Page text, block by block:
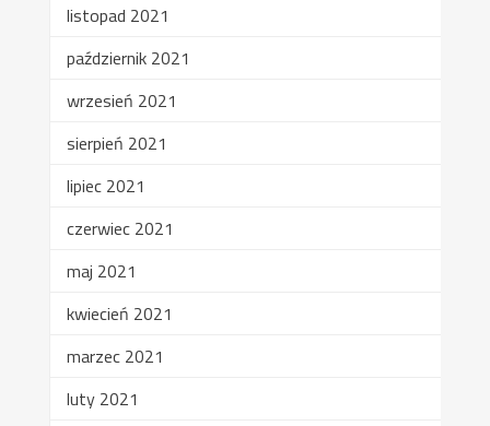
listopad 2021
październik 2021
wrzesień 2021
sierpień 2021
lipiec 2021
czerwiec 2021
maj 2021
kwiecień 2021
marzec 2021
luty 2021